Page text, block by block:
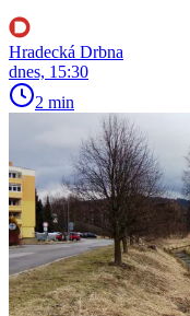
Hradecká Drbna
dnes, 15:30
2 min